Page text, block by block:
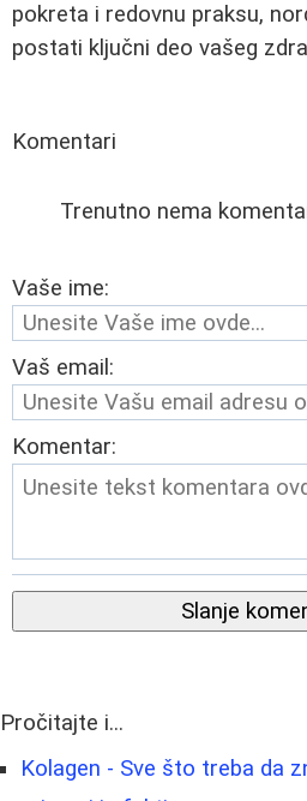
pokreta i redovnu praksu,
postati ključni deo vašeg
Komentari
Trenutno nema
Vaše ime:
Vaš email:
Komentar:
Slanje
Pročitajte i...
Kolagen - Sve što treba da